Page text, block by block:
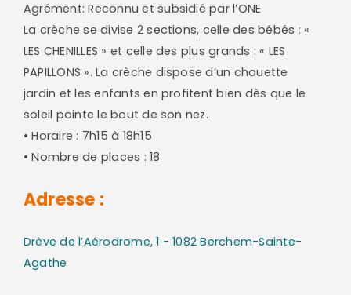
Agrément: Reconnu et subsidié par l’ONE
La crèche se divise 2 sections, celle des bébés : «
LES CHENILLES » et celle des plus grands : « LES
PAPILLONS ». La crèche dispose d’un chouette
jardin et les enfants en profitent bien dès que le
soleil pointe le bout de son nez.
• Horaire : 7h15 à 18h15
• Nombre de places : 18
Adresse :
Drève de l’Aérodrome, 1 - 1082 Berchem-Sainte-
Agathe